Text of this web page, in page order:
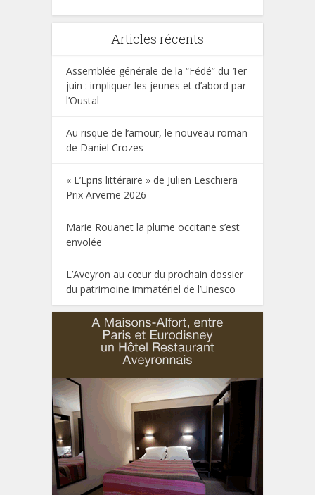
Articles récents
Assemblée générale de la “Fédé” du 1er
juin : impliquer les jeunes et d’abord par
l’Oustal
Au risque de l’amour, le nouveau roman
de Daniel Crozes
« L’Epris littéraire » de Julien Leschiera
Prix Arverne 2026
Marie Rouanet la plume occitane s’est
envolée
L’Aveyron au cœur du prochain dossier
du patrimoine immatériel de l’Unesco